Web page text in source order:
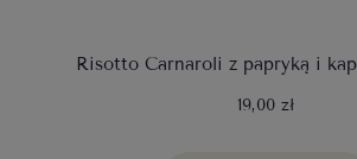
Risotto Carnaroli z papryką i
19,00 zł